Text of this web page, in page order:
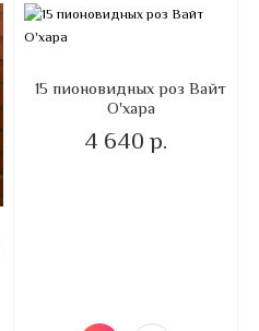
15 пионовидных роз Вайт
О'хара
4 640 р.